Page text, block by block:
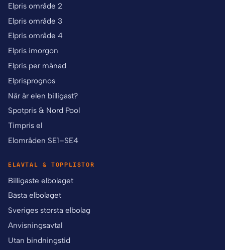
Elpris område 2
Elpris område 3
Elpris område 4
Elpris imorgon
Elpris per månad
Elprisprognos
När är elen billigast?
Spotpris & Nord Pool
Timpris el
Elområden SE1–SE4
ELAVTAL & TOPPLISTOR
Billigaste elbolaget
Bästa elbolaget
Sveriges största elbolag
Anvisningsavtal
Utan bindningstid